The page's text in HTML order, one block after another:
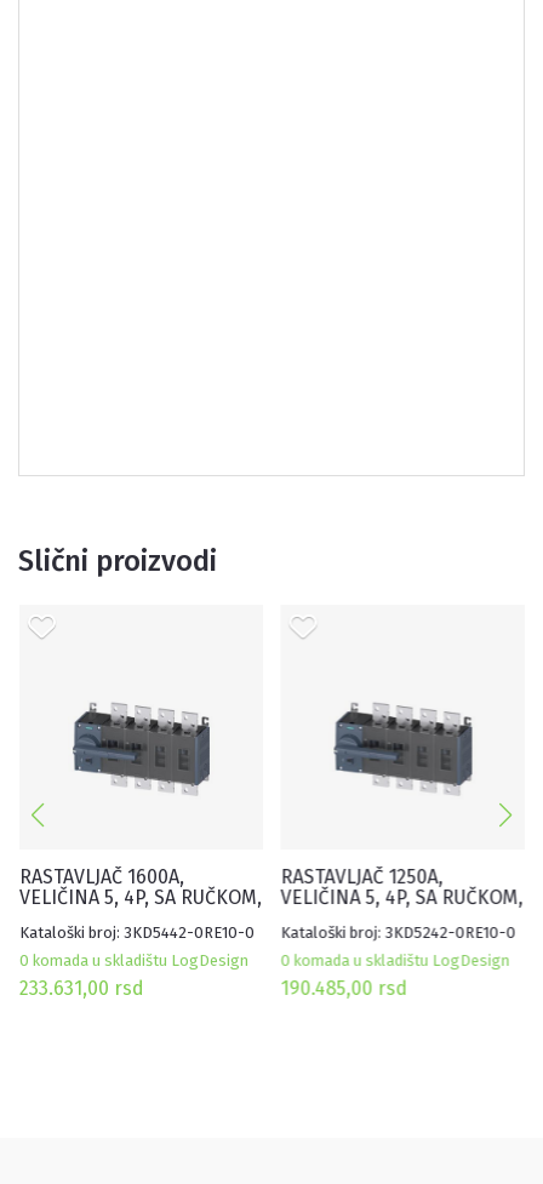
Slični proizvodi
RASTAVLJAČ 1600A,
VELIČINA 5, 4P, SA RUČKOM,
Kataloški broj: 3KD5442-0RE10-0
0 komada u skladištu LogDesign
233.631,00 rsd
RASTAVLJAČ 1250A,
VELIČINA 5, 4P, SA RUČKOM,
Kataloški broj: 3KD5242-0RE10-0
0 komada u skladištu LogDesign
190.485,00 rsd